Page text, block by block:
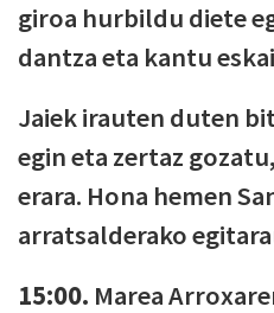
giroa hurbildu diete
dantza eta kantu
Jaiek irauten duten
egin eta zertaz
erara. Hona hemen
arratsalderako
15:00. Marea